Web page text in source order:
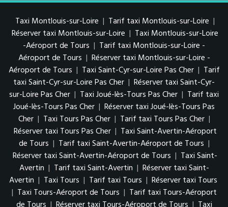
Taxi Montlouis-sur-Loire | Tarif taxi Montlouis-sur-Loire |
Réserver taxi Montlouis-sur-Loire | Taxi Montlouis-sur-Loire
-Aéroport de Tours | Tarif taxi Montlouis-sur-Loire -
Aéroport de Tours | Réserver taxi Montlouis-sur-Loire -
Aéroport de Tours | Taxi Saint-Cyr-sur-Loire Pas Cher | Tarif
taxi Saint-Cyr-sur-Loire Pas Cher | Réserver taxi Saint-Cyr-
sur-Loire Pas Cher | Taxi Joué-lès-Tours Pas Cher | Tarif taxi
Joué-lès-Tours Pas Cher | Réserver taxi Joué-lès-Tours Pas
Cher | Taxi Tours Pas Cher | Tarif taxi Tours Pas Cher |
Réserver taxi Tours Pas Cher | Taxi Saint-Avertin-Aéroport
de Tours | Tarif taxi Saint-Avertin-Aéroport de Tours |
Réserver taxi Saint-Avertin-Aéroport de Tours | Taxi Saint-
Avertin | Tarif taxi Saint-Avertin | Réserver taxi Saint-
Avertin | Taxi Tours | Tarif taxi Tours | Réserver taxi Tours
| Taxi Tours-Aéroport de Tours | Tarif taxi Tours-Aéroport